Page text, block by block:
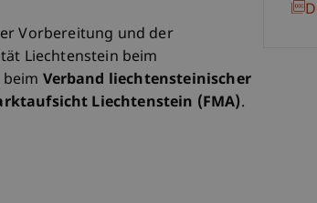
Vorbereitung und der
Liechtenstein beim
beim Verband liechtensteinischer
Liechtenstein (FMA).